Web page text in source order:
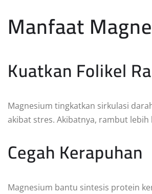
Manfaat
Kuatkan Folikel
Magnesium tingkatkan sirkulasi
akibat stres. Akibatnya, rambut
Cegah Kerapuhan
Magnesium bantu sintesis protein